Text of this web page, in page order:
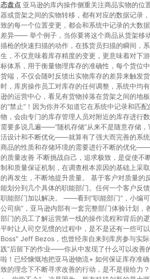
态盘点 亚马逊的库内操作侧重关注商品实物的位
器或货架之间的实物转移，都有对应的数据记录
致的每一个位置变更，都会和系统中记录的大数
差异—— 举个例子，当你要将这个商品从货架移
描枪的快速扫描的动作，在拣货员扫描的瞬间，
生，不仅意味着库存精度的变更，更意味着对下
标体系，用于衡量物理库存的准确性，每个货位
货端，不仅会随时反馈出实物库存的差异来触发
时，库房操作员工对库存的任何调整，系统中均
逊的运营中心，看见有货物掉落在货架之间的地
的“禁止”！因为你并不知道它在系统中记录和匹
物，会由专门的库存管理人员对附近的库存进行数
需要多说几遍——“随机存储”从来不是随意存储
活设计和不断优化——就算有了强大而完善的系
商品的性质和存储环境的需要进行不断的优化
的质量改善 不断挑战自己，追求极致，是促使
制和质量保证机制，在调查根本原因的基础上采
的再发生，不断地提升质量。 基于客户对质量的
能划分到几个具体的职能部门。任何一个客户反
职能部门加以解决。 ——看到“职能部门”，小编
公司病”，亚马逊内部有一套完整部门体验计划
部门的员工了解运营第一线的操作流程和背后的
平时让人司空见惯的过程中，是不是还有一些可
Boss" Jeff Bezos，也曾经亲自来到库房参与实
践”后留下的作业——你从中发现了什么可以改善
啦！已经慷慨地把亚马逊物流+ 如何保证库存准
致的理念下不断寻求改善的行动，是不是很给力